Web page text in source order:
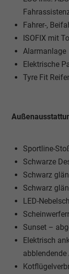
Fahrer-,
ISOFIX mit
Alarmanlage
Elektrische
Tyre Fit
Sportline-
Schwarze
Schwarz
Schwarz
LED-
Sunset –
Elektrisch